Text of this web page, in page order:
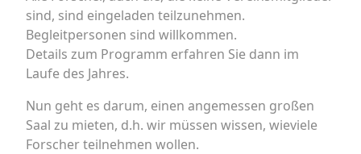
sind, sind eingeladen teilzunehmen.
Begleitpersonen sind willkommen.
Details zum Programm erfahren Sie dann im
Laufe des Jahres.
Nun geht es darum, einen angemessen großen
Saal zu mieten, d.h. wir müssen wissen, wieviele
Forscher teilnehmen wollen.